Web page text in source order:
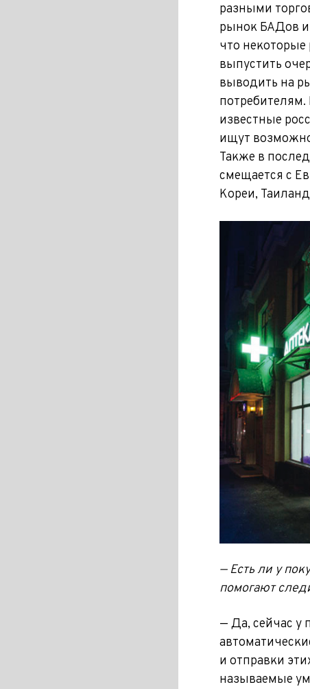
разными
рынок БАДов
что
выпустить
выводить на
известные
ищут
Также в
смещается с
Кореи,
— Есть ли у
помогают
— Да, сейчас у
и отправки
называемые